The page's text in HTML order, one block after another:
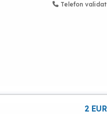
Telefon validat
2 EUR